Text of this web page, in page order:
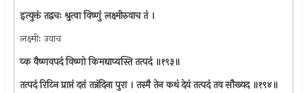
इत्युक्तं तद्वचः श्रुत्वा विष्णुं लक्ष्मीरुवाच तं ।
लक्ष्मीः उवाच
व्क वैष्णवपदं विष्णो किमद्याप्यस्ति तत्पदं ॥१९३॥
तत्पदं रिटिन प्राप्तं दत्तं तन्नंदिना पुरा । तस्मै तेन कथं देयं तत्पदं तव सौख्यद ॥१९४॥